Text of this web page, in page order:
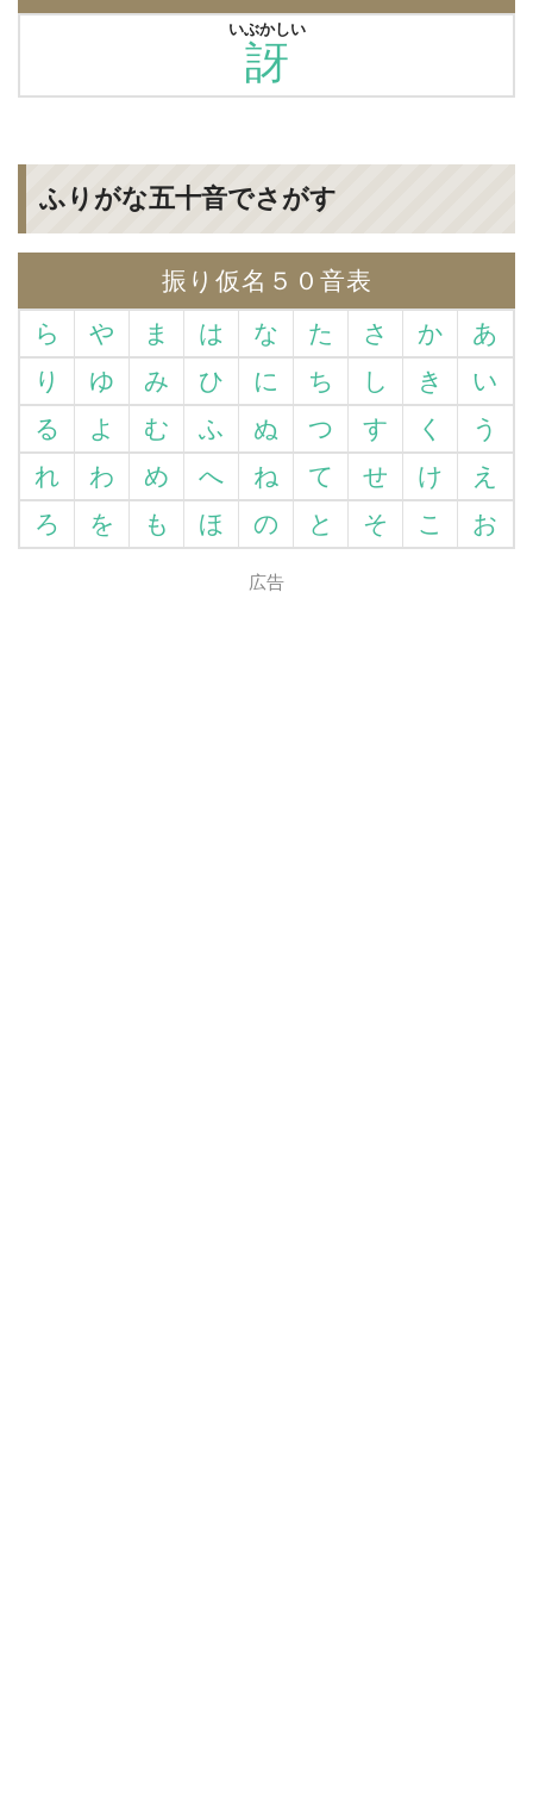
訝
いぶかしい
ふりがな五十音でさがす
振り仮名５０音表
ら
や ま は な た さ か
あ
り
ゆ み ひ に ち し き
い
る
よ む ふ ぬ つ す く
う
れ
わ め へ ね て せ け
え
ろ
を も ほ の と そ こ お
広告